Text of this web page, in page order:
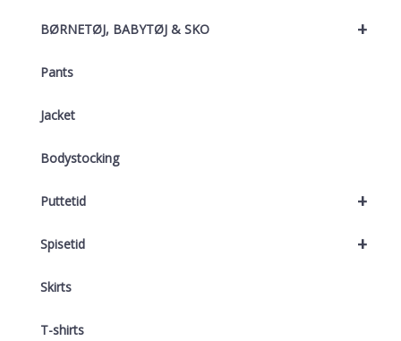
+
BØRNETØJ, BABYTØJ & SKO
Pants
Jacket
Bodystocking
+
Puttetid
+
Spisetid
Skirts
T-shirts